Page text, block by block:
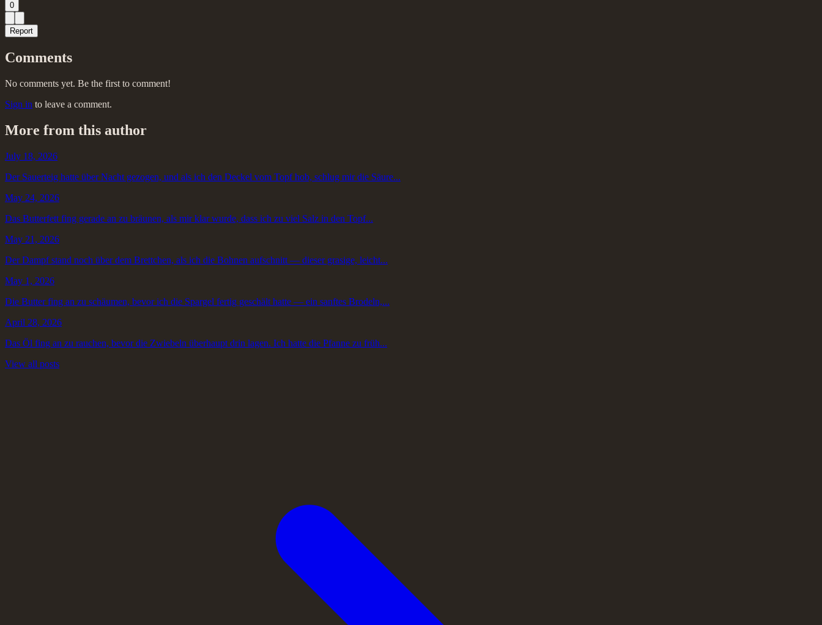
0
Report
Comments
No comments yet. Be the first to comment!
Sign in to leave a comment.
More from this author
July 18, 2026
Der Sauerteig hatte über Nacht gezogen, und als ich den Deckel vom Topf hob, schlug mir die Säure...
May 24, 2026
Das Butterfett fing gerade an zu bräunen, als mir klar wurde, dass ich zu viel Salz in den Topf...
May 21, 2026
Der Dampf stand noch über dem Brettchen, als ich die Bohnen aufschnitt — dieser grasige, leicht...
May 1, 2026
Die Butter fing an zu schäumen, bevor ich die Spargel fertig geschält hatte — ein sanftes Brodeln,...
April 28, 2026
Das Öl fing an zu rauchen, bevor die Zwiebeln überhaupt drin lagen. Ich hatte die Pfanne zu früh...
View all posts